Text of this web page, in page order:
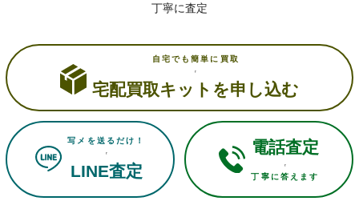
丁寧に査定
自宅でも簡単に買取
宅配買取キットを申し込む
写メを送るだけ！
LINE査定
電話査定
丁寧に答えます